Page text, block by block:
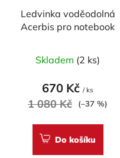
Ledvinka voděodolná
Acerbis pro notebook
Skladem (2 ks)
670 Kč / ks
1 080 Kč (–37 %)
Do košíku